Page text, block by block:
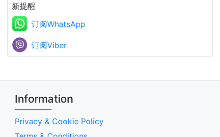
新提醒
订阅WhatsApp
订阅Viber
Information
Privacy & Cookie Policy